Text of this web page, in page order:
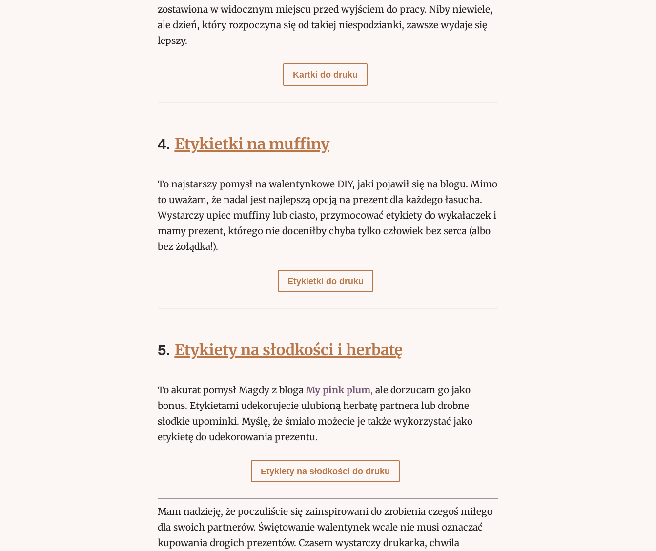
zostawiona w widocznym miejscu przed wyjściem do pracy. Niby niewiele,
ale dzień, który rozpoczyna się od takiej niespodzianki, zawsze wydaje się
lepszy.
Kartki do druku
4. Etykietki na muffiny
To najstarszy pomysł na walentynkowe DIY, jaki pojawił się na blogu. Mimo
to uważam, że nadal jest najlepszą opcją na prezent dla każdego łasucha.
Wystarczy upiec muffiny lub ciasto, przymocować etykiety do wykałaczek i
mamy prezent, którego nie doceniłby chyba tylko człowiek bez serca (albo
bez żołądka!).
Etykietki do druku
5. Etykiety na słodkości i herbatę
To akurat pomysł Magdy z bloga My pink plum, ale dorzucam go jako
bonus. Etykietami udekorujecie ulubioną herbatę partnera lub drobne
słodkie upominki. Myślę, że śmiało możecie je także wykorzystać jako
etykietę do udekorowania prezentu.
Etykiety na słodkości do druku
Mam nadzieję, że poczuliście się zainspirowani do zrobienia czegoś miłego
dla swoich partnerów. Świętowanie walentynek wcale nie musi oznaczać
kupowania drogich prezentów. Czasem wystarczy drukarka, chwila